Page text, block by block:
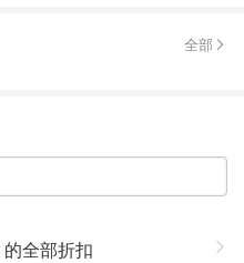
全部
的全部折扣